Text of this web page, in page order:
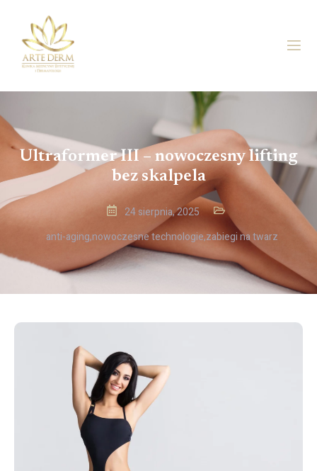
Ultraformer III – nowoczesny lifting
bez skalpela
24 sierpnia, 2025
anti-aging,nowoczesne technologie,zabiegi na twarz